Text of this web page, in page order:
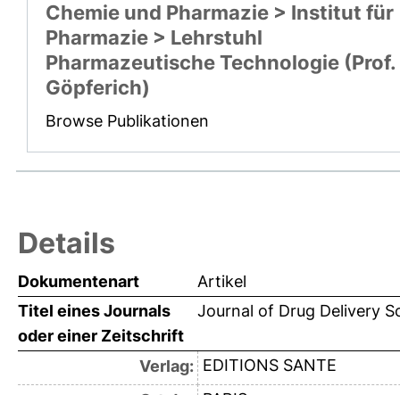
Chemie und Pharmazie > Institut für
Pharmazie > Lehrstuhl
Pharmazeutische Technologie (Prof.
Göpferich)
Browse Publikationen
Details
Dokumentenart
Artikel
Titel eines Journals
oder einer Zeitschrift
Journal of Drug Delivery
Verlag: EDITIONS SANTE